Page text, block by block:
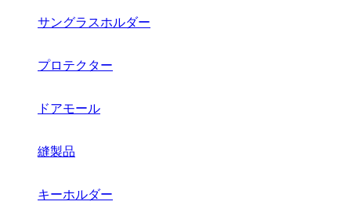
サングラスホルダー
プロテクター
ドアモール
縫製品
キーホルダー